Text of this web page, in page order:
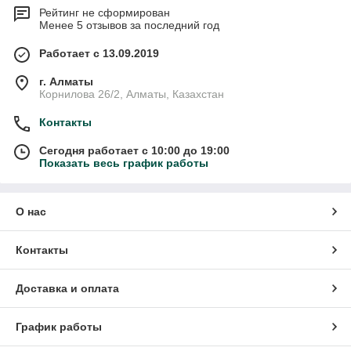
Рейтинг не сформирован
Менее 5 отзывов за последний год
Работает с 13.09.2019
г. Алматы
Корнилова 26/2, Алматы, Казахстан
Контакты
Сегодня работает с 10:00 до 19:00
Показать весь график работы
О нас
Контакты
Доставка и оплата
График работы